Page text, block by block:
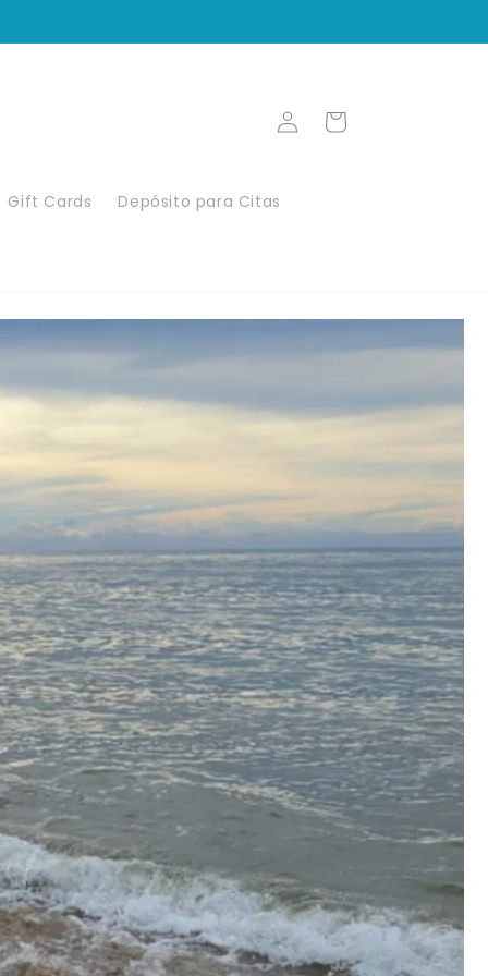
Gift Cards Depósito para Citas
Iniciar
sesión
Carrito